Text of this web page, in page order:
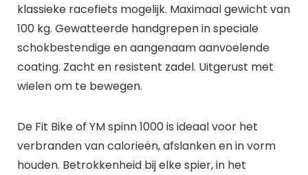
klassieke racefiets mogelijk. Maximaal gewicht van
100 kg. Gewatteerde handgrepen in speciale
schokbestendige en aangenaam aanvoelende
coating. Zacht en resistent zadel. Uitgerust met
wielen om te bewegen.
De Fit Bike of YM spinn 1000 is ideaal voor het
verbranden van calorieën, afslanken en in vorm
houden. Betrokkenheid bij elke spier, in het